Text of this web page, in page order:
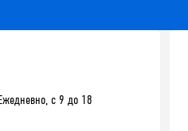
с 9 до 18